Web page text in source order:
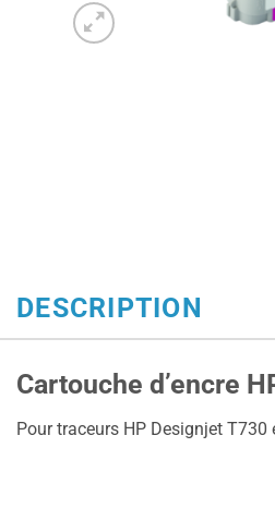
DESCRIPTION
Cartouche d’encre
Pour traceurs HP Designjet T730